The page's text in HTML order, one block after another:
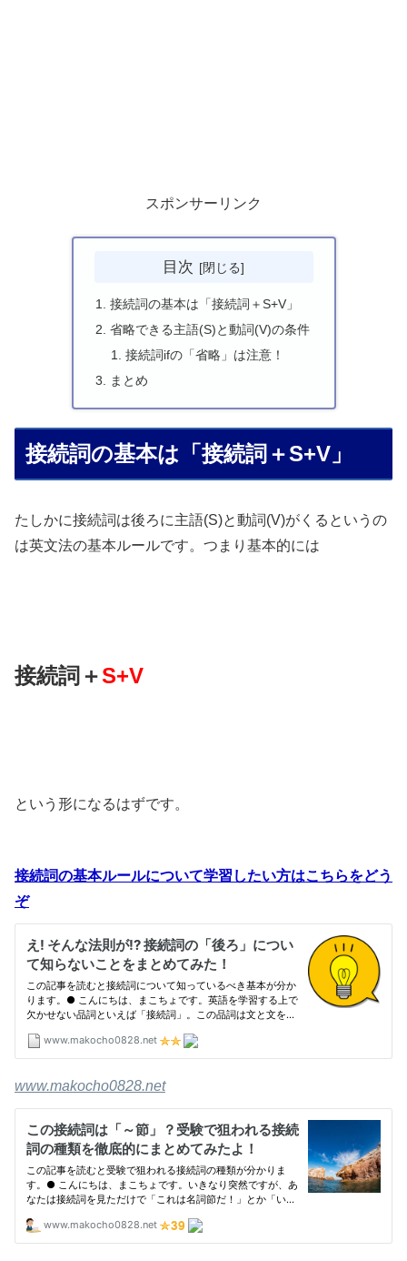
スポンサーリンク
目次
接続詞の基本は「接続詞＋S+V」
省略できる主語(S)と動詞(V)の条件
接続詞ifの「省略」は注意！
まとめ
接続詞の基本は「接続詞＋S+V」
たしかに接続詞は後ろに主語(S)と動詞(V)がくるというの
は英文法の基本ルールです。つまり基本的には
接続詞＋S+V
という形になるはずです。
接続詞の基本ルールについて学習したい方はこちらをどう
ぞ
www.makocho0828.net